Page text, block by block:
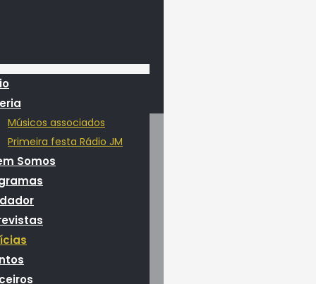
Músicos associados
Primeira festa Rádio JM
Somos